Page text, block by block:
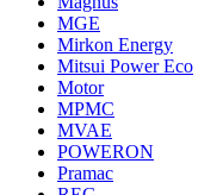
MGE
Mirkon Energy
Mitsui Power Eco
Motor
MPMC
MVAE
POWERON
Pramac